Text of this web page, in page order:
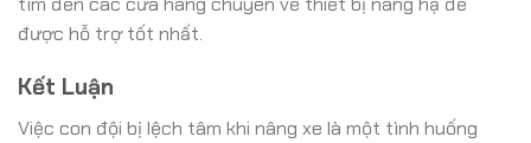
được hỗ trợ tốt nhất.
Kết Luận
Việc con đội bị lệch tâm khi nâng xe là một tình huống